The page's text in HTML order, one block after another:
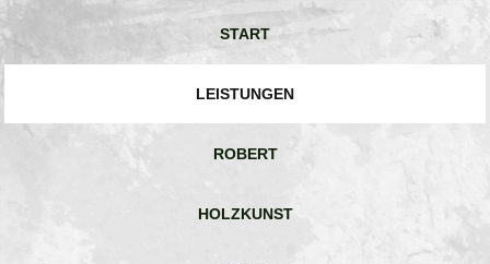
START
LEISTUNGEN
ROBERT
HOLZKUNST